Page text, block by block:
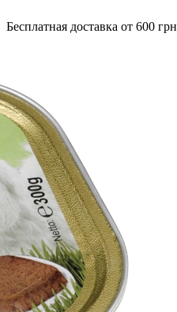
Бесплатная доставка от 600 грн